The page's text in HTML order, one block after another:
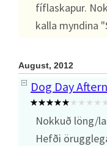
fíflaskapur.
kalla myndina
August, 2012
Dog Day
Nokkuð löng/
Hefði